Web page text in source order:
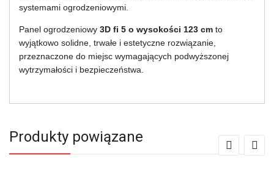
systemami ogrodzeniowymi.
Panel ogrodzeniowy 3D fi 5 o wysokości 123 cm to
wyjątkowo solidne, trwałe i estetyczne rozwiązanie,
przeznaczone do miejsc wymagających podwyższonej
wytrzymałości i bezpieczeństwa.
Produkty powiązane